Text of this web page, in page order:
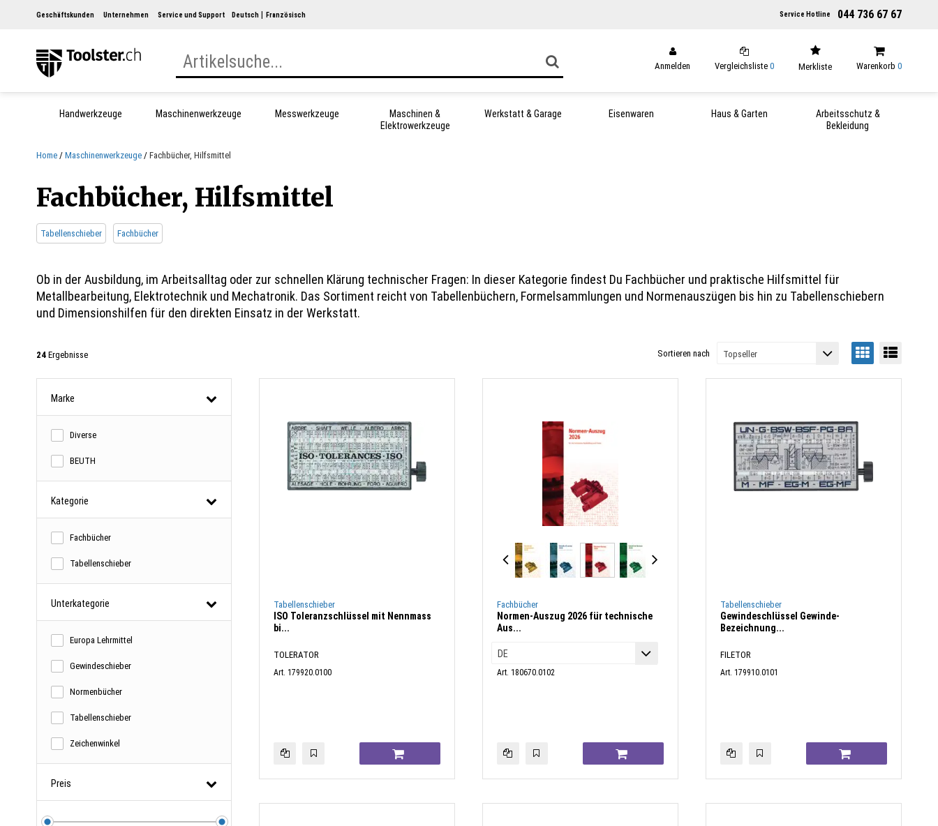
Geschäftskunden Unternehmen Service und Support Deutsch Französisch Service Hotline 044 736 67 67
Anmelden Vergleichsliste 0 Merkliste Warenkorb 0
Handwerkzeuge Maschinenwerkzeuge Messwerkzeuge
Maschinen &
Elektrowerkzeuge
Werkstatt & Garage Eisenwaren Haus & Garten
Arbeitsschutz &
Bekleidung
Home Maschinenwerkzeuge Fachbücher, Hilfsmittel
Fachbücher, Hilfsmittel
Tabellenschieber Fachbücher
Ob in der Ausbildung, im Arbeitsalltag oder zur schnellen Klärung technischer Fragen: In dieser Kategorie findest Du Fachbücher und praktische Hilfsmittel für
Metallbearbeitung, Elektrotechnik und Mechatronik. Das Sortiment reicht von Tabellenbüchern, Formelsammlungen und Normenauszügen bis hin zu Tabellenschiebern
und Dimensionshilfen für den direkten Einsatz in der Werkstatt.
24 Ergebnisse Sortieren nach
Marke
Diverse
BEUTH
Kategorie
Fachbücher
Tabellenschieber
Unterkategorie
Europa Lehrmittel
Gewindeschieber
Normenbücher
Tabellenschieber
Zeichenwinkel
Preis
Tabellenschieber
ISO Toleranzschlüssel mit Nennmass
bi...
TOLERATOR
Art. 179920.0100
Fachbücher
Normen-Auszug 2026 für technische
Aus...
Art. 180670.0102
Tabellenschieber
Gewindeschlüssel Gewinde-
Bezeichnung...
FILETOR
Art. 179910.0101